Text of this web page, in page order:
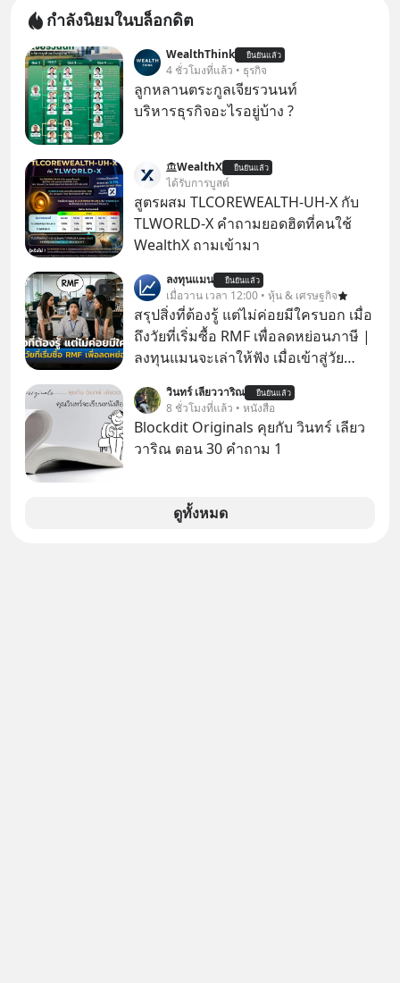
กำลังนิยมในบล็อกดิต
WealthThink ยืนยันแล้ว
4 ชั่วโมงที่แล้ว • ธุรกิจ
ลูกหลานตระกูลเจียรวนนท์
บริหารธุรกิจอะไรอยู่บ้าง ?
WealthX ยืนยันแล้ว
ได้รับการบูสต์
สูตรผสม TLCOREWEALTH-UH-X กับ
TLWORLD-X คำถามยอดฮิตที่คนใช้
WealthX ถามเข้ามา
ลงทุนแมน ยืนยันแล้ว
เมื่อวาน เวลา 12:00 • หุ้น & เศรษฐกิจ
สรุปสิ่งที่ต้องรู้ แต่ไม่ค่อยมีใครบอก เมื่อ
ถึงวัยที่เริ่มซื้อ RMF เพื่อลดหย่อนภาษี |
ลงทุนแมนจะเล่าให้ฟัง เมื่อเข้าสู่วัย
ภาษี หลายคนมักได้รับคำแนะนำให้
ลงทุนใน RMF เพราะนอกจากจะช่วยลด
หย่อนภาษีได้แล้ว ยังเป็นโอกาสในการ
อะไรบ้าง ควรดู ตรงไหน ทำอย่างไร ถึง
จะดีกับเรา แล้วเราควรรู้ข้อมูลอะไร
วินทร์ เลียววาริณ ยืนยันแล้ว
8 ชั่วโมงที่แล้ว • หนังสือ
Blockdit Originals คุยกับ วินทร์ เลียว
วาริณ ตอน 30 คำถาม 1
ดูทั้งหมด